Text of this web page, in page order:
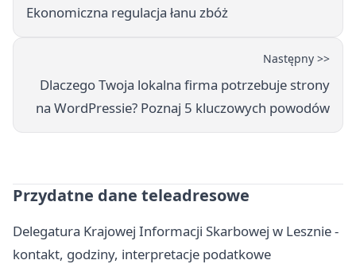
Ekonomiczna regulacja łanu zbóż
Następny >>
Dlaczego Twoja lokalna firma potrzebuje strony
na WordPressie? Poznaj 5 kluczowych powodów
Przydatne dane teleadresowe
Delegatura Krajowej Informacji Skarbowej w Lesznie -
kontakt, godziny, interpretacje podatkowe